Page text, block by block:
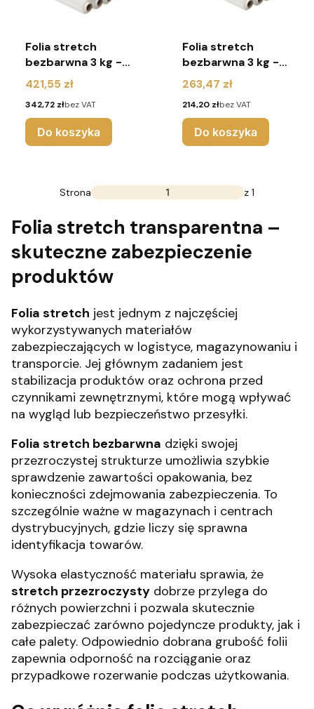
Folia stretch
bezbarwna 3 kg -
10 sztuk
Cena
421,55 zł
Cena
342,72 złbez VAT
Do koszyka
Folia stretch
bezbarwna 3 kg - 6
sztuk
Cena
263,47 zł
Cena
214,20 złbez VAT
Do koszyka
Strona z 1
Folia stretch transparentna –
skuteczne zabezpieczenie
produktów
Folia stretch jest jednym z najczęściej
wykorzystywanych materiałów
zabezpieczających w logistyce, magazynowaniu i
transporcie. Jej głównym zadaniem jest
stabilizacja produktów oraz ochrona przed
czynnikami zewnętrznymi, które mogą wpływać
na wygląd lub bezpieczeństwo przesyłki.
Folia stretch bezbarwna dzięki swojej
przezroczystej strukturze umożliwia szybkie
sprawdzenie zawartości opakowania, bez
konieczności zdejmowania zabezpieczenia. To
szczególnie ważne w magazynach i centrach
dystrybucyjnych, gdzie liczy się sprawna
identyfikacja towarów.
Wysoka elastyczność materiału sprawia, że
stretch przezroczysty dobrze przylega do
różnych powierzchni i pozwala skutecznie
zabezpieczać zarówno pojedyncze produkty, jak i
całe palety. Odpowiednio dobrana grubość folii
zapewnia odporność na rozciąganie oraz
przypadkowe rozerwanie podczas użytkowania.